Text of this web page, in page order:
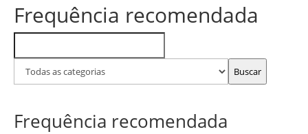
Frequência recomendada
FAQs
por
categoria
Buscar
Frequência recomendada